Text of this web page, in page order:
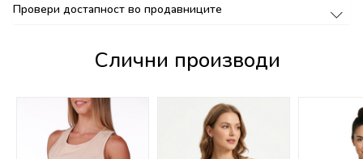
Провери достапност во продавниците
Слични производи